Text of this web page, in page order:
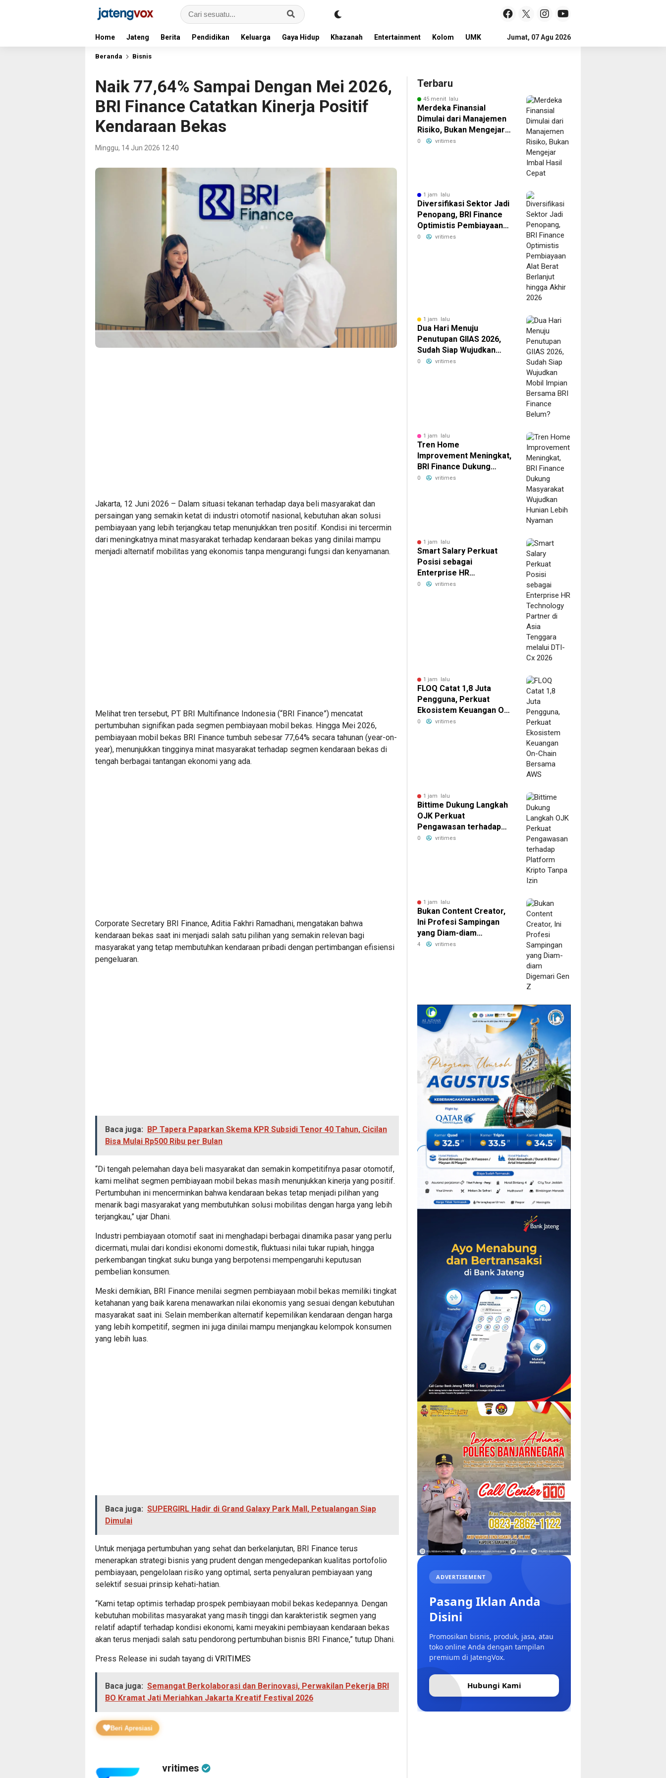
Home Jateng Berita Pendidikan Keluarga Gaya Hidup Khazanah Entertainment Kolom UMKM LOKER
Jumat, 07 Agu 2026
Beranda Bisnis
Naik 77,64% Sampai Dengan Mei 2026,
BRI Finance Catatkan Kinerja Positif
Kendaraan Bekas
Minggu, 14 Jun 2026 12:40
Jakarta, 12 Juni 2026 – Dalam situasi tekanan terhadap daya beli masyarakat dan
persaingan yang semakin ketat di industri otomotif nasional, kebutuhan akan solusi
pembiayaan yang lebih terjangkau tetap menunjukkan tren positif. Kondisi ini tercermin
dari meningkatnya minat masyarakat terhadap kendaraan bekas yang dinilai mampu
menjadi alternatif mobilitas yang ekonomis tanpa mengurangi fungsi dan kenyamanan.
Melihat tren tersebut, PT BRI Multifinance Indonesia (“BRI Finance”) mencatat
pertumbuhan signifikan pada segmen pembiayaan mobil bekas. Hingga Mei 2026,
pembiayaan mobil bekas BRI Finance tumbuh sebesar 77,64% secara tahunan (year-on-
year), menunjukkan tingginya minat masyarakat terhadap segmen kendaraan bekas di
tengah berbagai tantangan ekonomi yang ada.
Corporate Secretary BRI Finance, Aditia Fakhri Ramadhani, mengatakan bahwa
kendaraan bekas saat ini menjadi salah satu pilihan yang semakin relevan bagi
masyarakat yang tetap membutuhkan kendaraan pribadi dengan pertimbangan efisiensi
pengeluaran.
Baca juga: BP Tapera Paparkan Skema KPR Subsidi Tenor 40 Tahun, Cicilan
Bisa Mulai Rp500 Ribu per Bulan
“Di tengah pelemahan daya beli masyarakat dan semakin kompetitifnya pasar otomotif,
kami melihat segmen pembiayaan mobil bekas masih menunjukkan kinerja yang positif.
Pertumbuhan ini mencerminkan bahwa kendaraan bekas tetap menjadi pilihan yang
menarik bagi masyarakat yang membutuhkan solusi mobilitas dengan harga yang lebih
terjangkau,” ujar Dhani.
Industri pembiayaan otomotif saat ini menghadapi berbagai dinamika pasar yang perlu
dicermati, mulai dari kondisi ekonomi domestik, fluktuasi nilai tukar rupiah, hingga
perkembangan tingkat suku bunga yang berpotensi mempengaruhi keputusan
pembelian konsumen.
Meski demikian, BRI Finance menilai segmen pembiayaan mobil bekas memiliki tingkat
ketahanan yang baik karena menawarkan nilai ekonomis yang sesuai dengan kebutuhan
masyarakat saat ini. Selain memberikan alternatif kepemilikan kendaraan dengan harga
yang lebih kompetitif, segmen ini juga dinilai mampu menjangkau kelompok konsumen
yang lebih luas.
Baca juga: SUPERGIRL Hadir di Grand Galaxy Park Mall, Petualangan Siap
Dimulai
Untuk menjaga pertumbuhan yang sehat dan berkelanjutan, BRI Finance terus
menerapkan strategi bisnis yang prudent dengan mengedepankan kualitas portofolio
pembiayaan, pengelolaan risiko yang optimal, serta penyaluran pembiayaan yang
selektif sesuai prinsip kehati-hatian.
“Kami tetap optimis terhadap prospek pembiayaan mobil bekas kedepannya. Dengan
kebutuhan mobilitas masyarakat yang masih tinggi dan karakteristik segmen yang
relatif adaptif terhadap kondisi ekonomi, kami meyakini pembiayaan kendaraan bekas
akan terus menjadi salah satu pendorong pertumbuhan bisnis BRI Finance,” tutup Dhani.
Press Release ini sudah tayang di VRITIMES
Baca juga: Semangat Berkolaborasi dan Berinovasi, Perwakilan Pekerja BRI
BO Kramat Jati Meriahkan Jakarta Kreatif Festival 2026
Beri Apresiasi
vritimes
Terbaru
45 menit lalu
Merdeka Finansial
Dimulai dari Manajemen
Risiko, Bukan Mengejar
Imbal Hasil Cepat
0 vritimes
1 jam lalu
Diversifikasi Sektor Jadi
Penopang, BRI Finance
Optimistis Pembiayaan
Alat Berat Berlanjut
0 vritimes
1 jam lalu
Dua Hari Menuju
Penutupan GIIAS 2026,
Sudah Siap Wujudkan
Mobil Impian Bersama
0 vritimes
1 jam lalu
Tren Home
Improvement Meningkat,
BRI Finance Dukung
Masyarakat Wujudkan
0 vritimes
1 jam lalu
Smart Salary Perkuat
Posisi sebagai
Enterprise HR
Technology Partner di
0 vritimes
1 jam lalu
FLOQ Catat 1,8 Juta
Pengguna, Perkuat
Ekosistem Keuangan On-
Chain Bersama AWS
0 vritimes
1 jam lalu
Bittime Dukung Langkah
OJK Perkuat
Pengawasan terhadap
Platform Kripto Tanpa
0 vritimes
1 jam lalu
Bukan Content Creator,
Ini Profesi Sampingan
yang Diam-diam
Digemari Gen Z
4 vritimes
ADVERTISEMENT
Pasang Iklan Anda
Disini
Promosikan bisnis, produk, jasa, atau
toko online Anda dengan tampilan
premium di JatengVox.
Hubungi Kami